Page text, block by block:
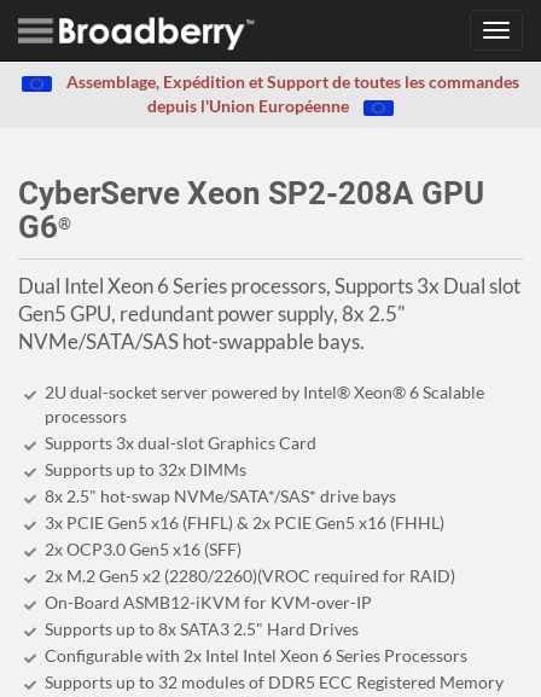
Assemblage, Expédition et Support de toutes les commandes
depuis l'Union Européenne
CyberServe Xeon SP2-208A GPU
G6®
Dual Intel Xeon 6 Series processors, Supports 3x Dual slot
Gen5 GPU, redundant power supply, 8x 2.5"
NVMe/SATA/SAS hot-swappable bays.
2U dual-socket server powered by Intel® Xeon® 6 Scalable
processors
Supports 3x dual-slot Graphics Card
Supports up to 32x DIMMs
8x 2.5" hot-swap NVMe/SATA*/SAS* drive bays
3x PCIE Gen5 x16 (FHFL) & 2x PCIE Gen5 x16 (FHHL)
2x OCP3.0 Gen5 x16 (SFF)
2x M.2 Gen5 x2 (2280/2260)(VROC required for RAID)
On-Board ASMB12-iKVM for KVM-over-IP
Supports up to 8x SATA3 2.5" Hard Drives
Configurable with 2x Intel Intel Xeon 6 Series Processors
Supports up to 32 modules of DDR5 ECC Registered Memory